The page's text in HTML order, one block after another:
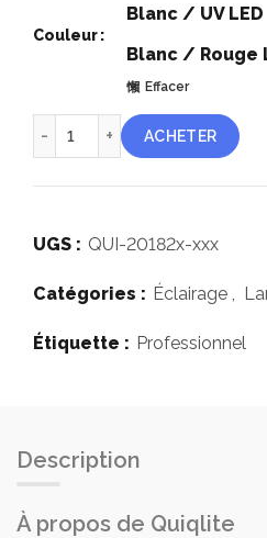
Couleur
Blanc / UV LED
Blanc / Rouge
Effacer
quantité de QuiqLite® Pro
ACHETER
UGS : QUI-20182x-xxx
Catégories : Éclairage
Étiquette : Professionnel
Description
À propos de Quiqlite